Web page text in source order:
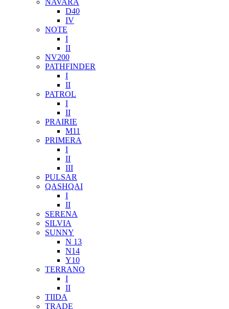
NAVARA
D40
IV
NOTE
I
II
NV200
PATHFINDER
I
II
PATROL
I
II
PRAIRIE
M11
PRIMERA
I
II
III
PULSAR
QASHQAI
I
II
SERENA
SILVIA
SUNNY
N 13
N14
Y10
TERRANO
I
II
TIIDA
TRADE